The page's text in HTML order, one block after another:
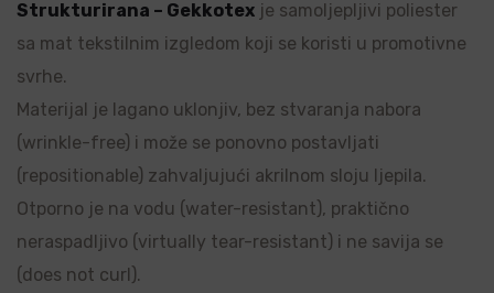
Strukturirana – Gekkotex je samoljepljivi poliester
sa mat tekstilnim izgledom koji se koristi u promotivne
svrhe.
Materijal je lagano uklonjiv, bez stvaranja nabora
(wrinkle-free) i može se ponovno postavljati
(repositionable) zahvaljujući akrilnom sloju ljepila.
Otporno je na vodu (water-resistant), praktično
neraspadljivo (virtually tear-resistant) i ne savija se
(does not curl).